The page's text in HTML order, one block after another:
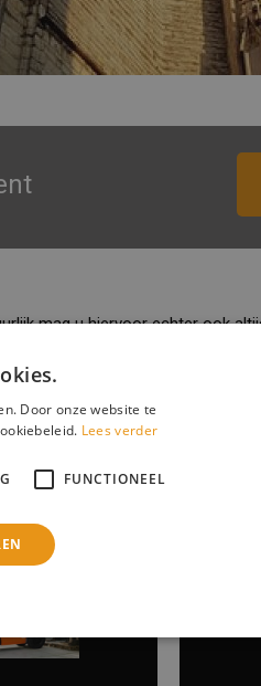
mag u hiervoor echter ook
experts helpen u graag met
Door onze website te
Lees verder
FUNCTIONEEL